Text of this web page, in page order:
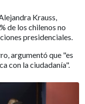
Krauss,
de los chilenos no
presidenciales.
argumentó que "es
con la ciudadanía".